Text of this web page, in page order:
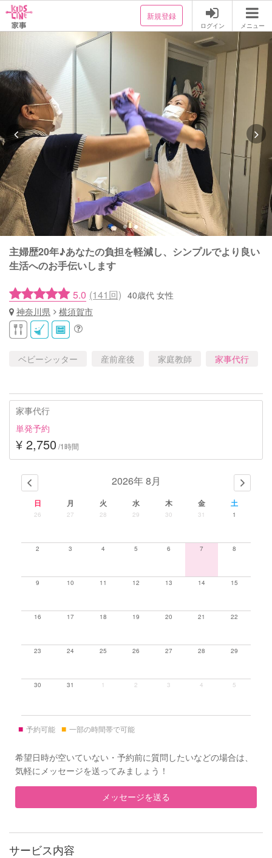
新規登録
ログイン メニュー
主婦歴20年♪あなたの負担を軽減し、シンプルでより良い
生活へのお手伝いします
5.0 (141回) 40歳代 女性
神奈川県
横須賀市
ベビーシッター 産前産後 家庭教師 家事代行
家事代行
単発予約
¥ 2,750 /1時間
2026年 8月
日 月 火 水 木 金 土
26 27 28 29 30 31 1
2 3 4 5 6 7 8
9 10 11 12 13 14 15
16 17 18 19 20 21 22
23 24 25 26 27 28 29
30 31 1 2 3 4 5
■ 予約可能 ■ 一部の時間帯で可能
希望日時が空いていない・予約前に質問したいなどの場合は、
気軽にメッセージを送ってみましょう！
メッセージを送る
サービス内容